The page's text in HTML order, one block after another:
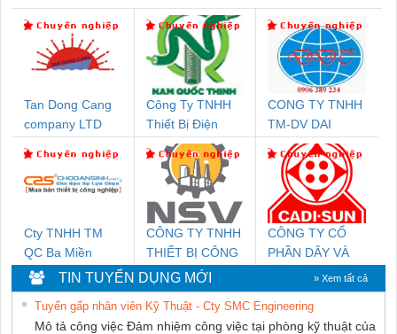
Tan Dong Cang
company LTD
Công Ty TNHH
Thiết Bị Điện
Nam Quốc Thịnh
CONG TY TNHH
TM-DV DAI
DONG THANH
Cty TNHH TM
QC Ba Miền
CÔNG TY TNHH
THIẾT BỊ CÔNG
NGHIỆP NIHON
SETSUBI VIỆT
NAM
CÔNG TY CỔ
PHẦN DÂY VÀ
CÁP ĐIỆN
THƯỢNG ĐÌNH
TIN TUYỂN DỤNG MỚI » Xem tất cả
Tuyển gấp nhân viên Kỹ Thuật - Cty SMC Engineering
Mô tả công việc Đảm nhiệm công việc tại phòng kỹ thuật của